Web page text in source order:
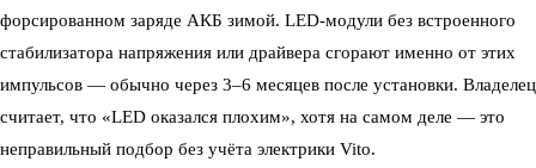
форсированном заряде АКБ зимой. LED-модули без встроенного
стабилизатора напряжения или драйвера сгорают именно от этих
импульсов — обычно через 3–6 месяцев после установки. Владелец
считает, что «LED оказался плохим», хотя на самом деле — это
неправильный подбор без учёта электрики Vito.